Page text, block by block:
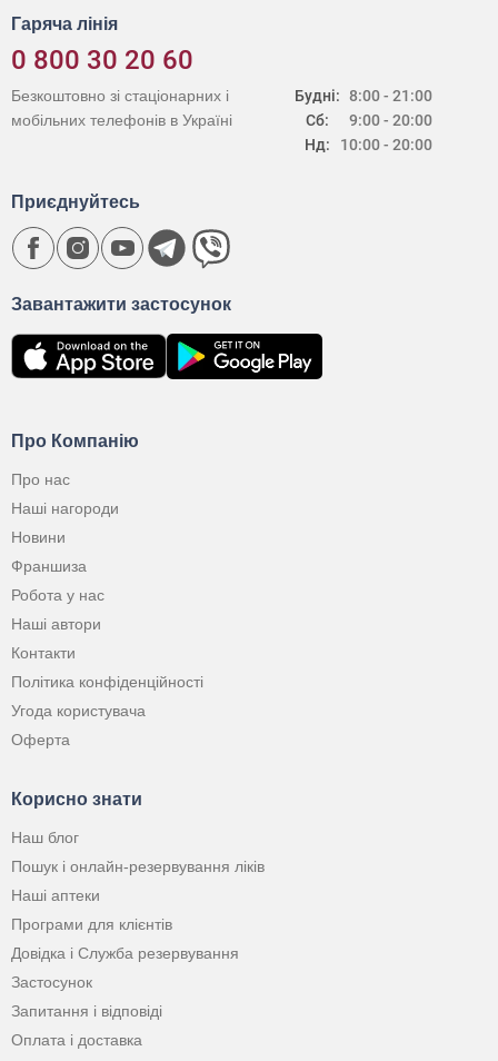
Гаряча лінія
0 800 30 20 60
Будні:
Сб:
Нд:
8:00 - 21:00
9:00 - 20:00
10:00 - 20:00
Безкоштовно зі стаціонарних і
мобільних телефонів в Україні
Про Компанію
Про нас
Наші нагороди
Новини
Франшиза
Робота у нас
Наші автори
Контакти
Політика конфіденційності
Угода користувача
Оферта
Корисно знати
Наш блог
Пошук і онлайн-резервування ліків
Наші аптеки
Програми для клієнтів
Довідка і Служба резервування
Застосунок
Запитання і відповіді
Оплата і доставка
Завантажити застосунок
Приєднуйтесь